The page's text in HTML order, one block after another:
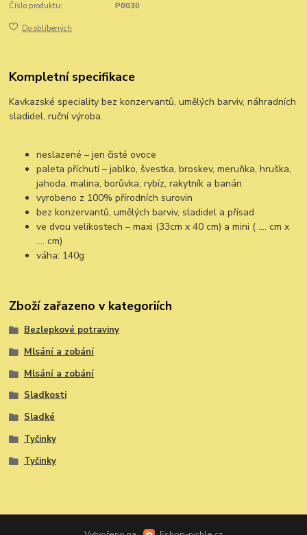
Číslo produktu: P0030
Do oblíbených
Kompletní specifikace
Kavkazské speciality bez konzervantů, umělých barviv, náhradních
sladidel, ruční výroba.
neslazené – jen čisté ovoce
paleta příchutí – jablko, švestka, broskev, meruňka, hruška,
jahoda, malina, borůvka, rybíz, rakytník a banán
vyrobeno z 100% přírodních surovin
bez konzervantů, umělých barviv, sladidel a přísad
ve dvou velikostech – maxi (33cm x 40 cm) a mini ( …. cm x
…. cm)
váha: 140g
Zboží zařazeno v kategoriích
Bezlepkové potraviny
Mlsání a zobání
Mlsání a zobání
Sladkosti
Sladké
Tyčinky
Tyčinky